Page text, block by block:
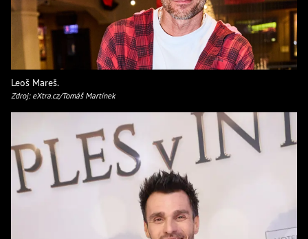
Leoš Mareš.
Zdroj: eXtra.cz/Tomáš Martínek